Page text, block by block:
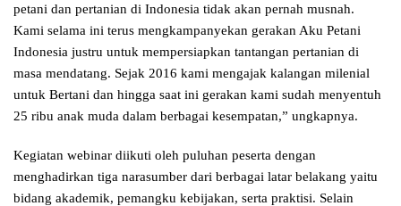
petani dan pertanian di Indonesia tidak akan pernah musnah.
Kami selama ini terus mengkampanyekan gerakan Aku Petani
Indonesia justru untuk mempersiapkan tantangan pertanian di
masa mendatang. Sejak 2016 kami mengajak kalangan milenial
untuk Bertani dan hingga saat ini gerakan kami sudah menyentuh
25 ribu anak muda dalam berbagai kesempatan,” ungkapnya.
Kegiatan webinar diikuti oleh puluhan peserta dengan
menghadirkan tiga narasumber dari berbagai latar belakang yaitu
bidang akademik, pemangku kebijakan, serta praktisi. Selain